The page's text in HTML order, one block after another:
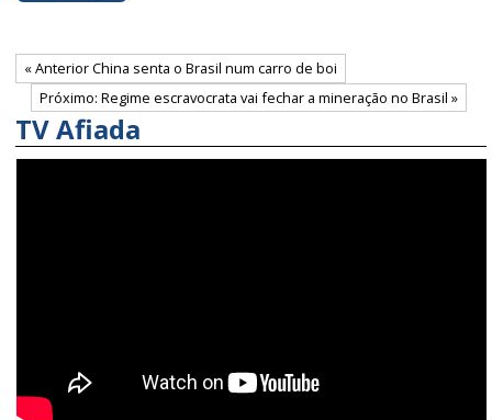
« Anterior China senta o Brasil num carro de boi
Próximo: Regime escravocrata vai fechar a mineração no Brasil »
TV Afiada